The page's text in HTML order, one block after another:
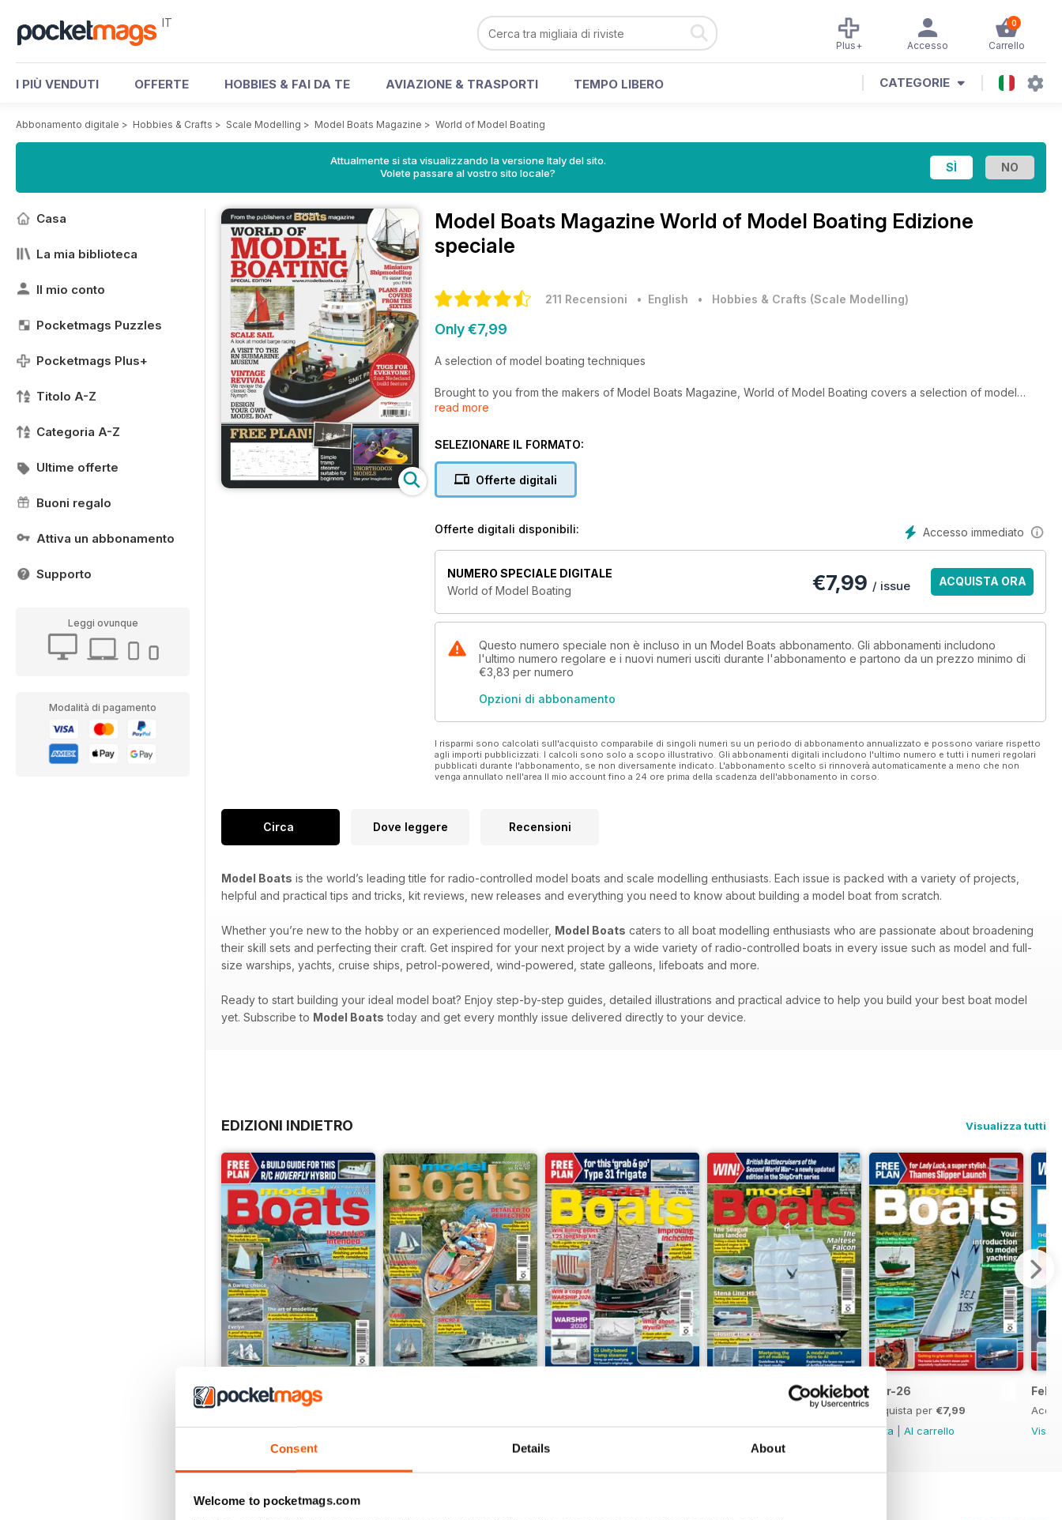
Consent Details About
Welcome to pocketmags.com
IT 0
Carrello
Accesso
Plus+
I PIÙ VENDUTI OFFERTE HOBBIES & FAI DA TE AVIAZIONE & TRASPORTI TEMPO LIBERO CATEGORIE
Abbonamento digitale > Hobbies & Crafts > Scale Modelling > Model Boats Magazine > World of Model Boating
Attualmente si sta visualizzando la versione Italy del sito.
Volete passare al vostro sito locale?
Casa
La mia biblioteca
Il mio conto
Pocketmags Puzzles
Pocketmags Plus+
Titolo A-Z
Categoria A-Z
Ultime offerte
Buoni regalo
Attiva un abbonamento
Supporto
Leggi ovunque
Modalità di pagamento
Model Boats Magazine World of Model Boating Edizione
speciale
211 Recensioni • English • Hobbies & Crafts (Scale Modelling)
Only €7,99
A selection of model boating techniques
Brought to you from the makers of Model Boats Magazine, World of Model Boating covers a selection of model
boating techniques for the beginner to the enthusiast. This special edition features building sail and miniature models
read more
SELEZIONARE IL FORMATO:
Offerte digitali
Accesso immediato
Offerte digitali disponibili:
NUMERO SPECIALE DIGITALE
World of Model Boating
€7,99 / issue ACQUISTA ORA
Questo numero speciale non è incluso in un Model Boats abbonamento. Gli abbonamenti includono
l'ultimo numero regolare e i nuovi numeri usciti durante l'abbonamento e partono da un prezzo minimo di
€3,83 per numero
Opzioni di abbonamento
I risparmi sono calcolati sull'acquisto comparabile di singoli numeri su un periodo di abbonamento annualizzato e possono variare rispetto
agli importi pubblicizzati. I calcoli sono solo a scopo illustrativo. Gli abbonamenti digitali includono l'ultimo numero e tutti i numeri regolari
pubblicati durante l'abbonamento, se non diversamente indicato. L'abbonamento scelto si rinnoverà automaticamente a meno che non
venga annullato nell'area Il mio account fino a 24 ore prima della scadenza dell'abbonamento in corso.
Circa Dove leggere Recensioni
Model Boats is the world’s leading title for radio-controlled model boats and scale modelling enthusiasts. Each issue is packed with a variety of projects,
helpful and practical tips and tricks, kit reviews, new releases and everything you need to know about building a model boat from scratch.
Whether you’re new to the hobby or an experienced modeller, Model Boats caters to all boat modelling enthusiasts who are passionate about broadening
their skill sets and perfecting their craft. Get inspired for your next project by a wide variety of radio-controlled boats in every issue such as model and full-
size warships, yachts, cruise ships, petrol-powered, wind-powered, state galleons, lifeboats and more.
Ready to start building your ideal model boat? Enjoy step-by-step guides, detailed illustrations and practical advice to help you build your best boat model
yet. Subscribe to Model Boats today and get every monthly issue delivered directly to your device.
EDIZIONI INDIETRO Visualizza tutti
Jul-26
€7,99
Vista|Al carrello
Vista|Al carrello
Vista|Al carrello
Vista|Al carrello
Mar-26
Acquista per €7,99
Vista
Al carrello
Feb-
Vista